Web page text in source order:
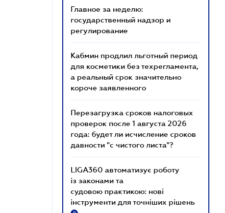
Главное за неделю:
государственный надзор и
регулирование
Кабмин продлил льготный период
для косметики без техрегламента,
а реальный срок значительно
короче заявленного
Перезагрузка сроков налоговых
проверок после 1 августа 2026
года: будет ли исчисление сроков
давности "с чистого листа"?
LIGA360 автоматизує роботу
із законами та
судовою практикою: нові
інструменти для точніших рішень